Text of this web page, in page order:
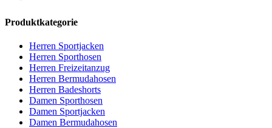
Produktkategorie
Herren Sportjacken
Herren Sporthosen
Herren Freizeitanzug
Herren Bermudahosen
Herren Badeshorts
Damen Sporthosen
Damen Sportjacken
Damen Bermudahosen